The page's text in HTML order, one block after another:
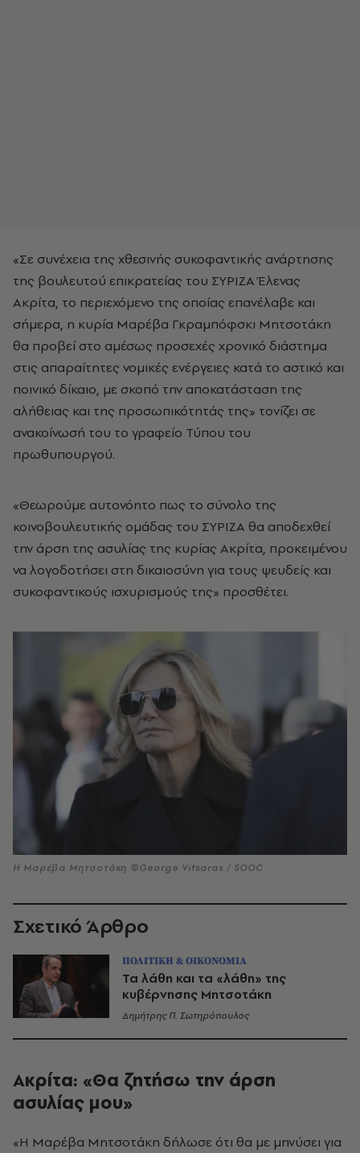
«Σε συνέχεια της χθεσινής συκοφαντικής ανάρτησης
της βουλευτού επικρατείας του ΣΥΡΙΖΑ Έλενας
Ακρίτα, το περιεχόμενο της οποίας επανέλαβε και
σήμερα, η κυρία Μαρέβα Γκραμπόφσκι Μητσοτάκη
θα προβεί στο αμέσως προσεχές χρονικό διάστημα
στις απαραίτητες νομικές ενέργειες κατά το αστικό και
ποινικό δίκαιο, με σκοπό την αποκατάσταση της
αλήθειας και της προσωπικότητάς της» τονίζει σε
ανακοίνωσή του το γραφείο Τύπου του
πρωθυπουργού.
«Θεωρούμε αυτονόητο πως το σύνολο της
κοινοβουλευτικής ομάδας του ΣΥΡΙΖΑ θα αποδεχθεί
την άρση της ασυλίας της κυρίας Ακρίτα, προκειμένου
να λογοδοτήσει στη δικαιοσύνη για τους ψευδείς και
συκοφαντικούς ισχυρισμούς της» προσθέτει.
Η Μαρέβα Μητσοτάκη ©George Vitsaras / SOOC
Σχετικό Άρθρο
ΠΟΛΙΤΙΚΗ & ΟΙΚΟΝΟΜΙΑ
Τα λάθη και τα «λάθη» της
κυβέρνησης Μητσοτάκη
Δημήτρης Π. Σωτηρόπουλος
Ακρίτα: «Θα ζητήσω την άρση
ασυλίας μου»
«Η Μαρέβα Μητσοτάκη δήλωσε ότι θα με μηνύσει για